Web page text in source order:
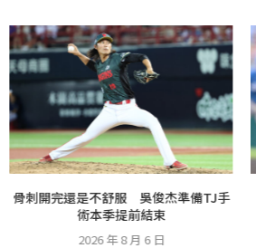
骨刺開完還是不舒服 吳俊杰準備TJ手
術本季提前結束
2026 年 8 月 6 日